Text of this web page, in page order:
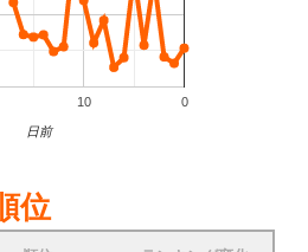
10 0
日前
位